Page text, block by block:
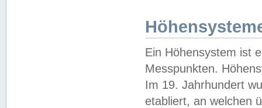
Ein Höhensystem ist
Messpunkten.
Im 19. Jahrhundert
etabliert, an welchen